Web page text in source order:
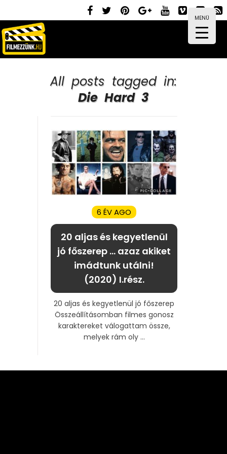
MENÜ
All posts tagged in:
Die Hard 3
6 ÉV AGO
20 aljas és kegyetlenül
jó főszerep … azaz akiket
imádtunk utálni!
(2020) I.rész.
20 aljas és kegyetlenül jó főszerep
Összeállításomban filmes gonosz
karaktereket válogattam össze,
melyek rám oly ...